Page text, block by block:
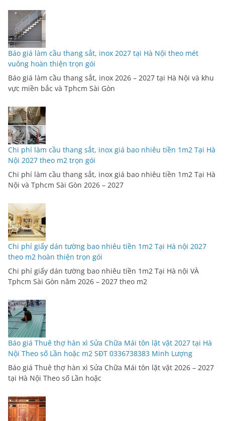
Báo giá làm cầu thang sắt, inox 2027 tại Hà Nội theo mét
vuông hoàn thiện trọn gói
Báo giá làm cầu thang sắt, inox 2026 – 2027 tại Hà Nội và khu
vực miền bắc và Tphcm Sài Gòn
Chi phí làm cầu thang sắt, inox giá bao nhiêu tiền 1m2 Tại Hà
Nội 2027 theo m2 trọn gói
Chi phí làm cầu thang sắt, inox giá bao nhiêu tiền 1m2 Tại Hà
Nội và Tphcm Sài Gòn 2026 – 2027
Chi phí giấy dán tường bao nhiêu tiền 1m2 Tại Hà nội 2027
theo m2 hoàn thiện trọn gói
Chi phí giấy dán tường bao nhiêu tiền 1m2 Tại Hà nội VÀ
Tphcm Sài Gòn năm 2026 – 2027 theo m2
Báo giá Thuê thợ hàn xì Sửa Chữa Mái tôn lặt vặt 2027 tại Hà
Nội Theo số Lần hoặc m2 SĐT 0336738383 Minh Lượng
Báo giá Thuê thợ hàn xì Sửa Chữa Mái tôn lặt vặt 2026 – 2027
tại Hà Nội Theo số Lần hoặc